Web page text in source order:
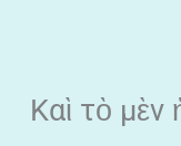
Καὶ τὸ μὲν